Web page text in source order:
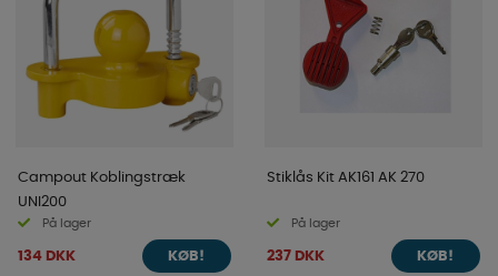
Campout Koblingstræk
UNI200
På lager
134 DKK KØB!
Stiklås Kit AK161 AK 270
På lager
237 DKK KØB!